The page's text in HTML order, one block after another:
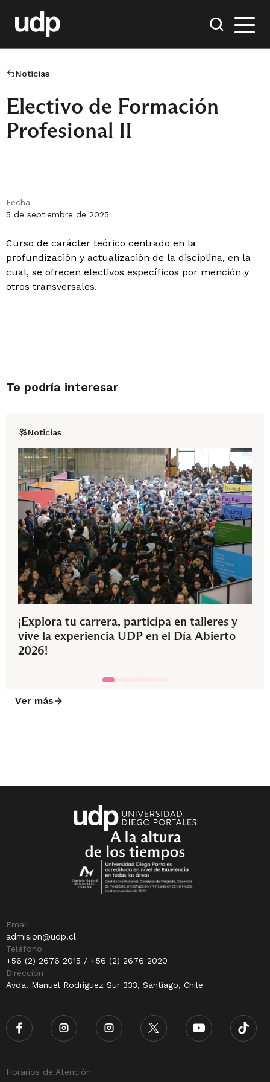
Noticias
Electivo de Formación
Profesional II
Fecha
5 de septiembre de 2025
Curso de carácter teórico centrado en la
profundización y actualización de la disciplina, en la
cual, se ofrecen electivos específicos por mención y
otros transversales.
Te podría interesar
Noticias
¡Explora tu carrera, participa en talleres y
vive la experiencia UDP en el Día Abierto
2026!
Ver más
Email
admision@udp.cl
Teléfono
+56 (2) 2676 2015 / +56 (2) 2676 2020
Dirección
Avda. Manuel Rodríguez Sur 333, Santiago, Chile
Horarios de Atención